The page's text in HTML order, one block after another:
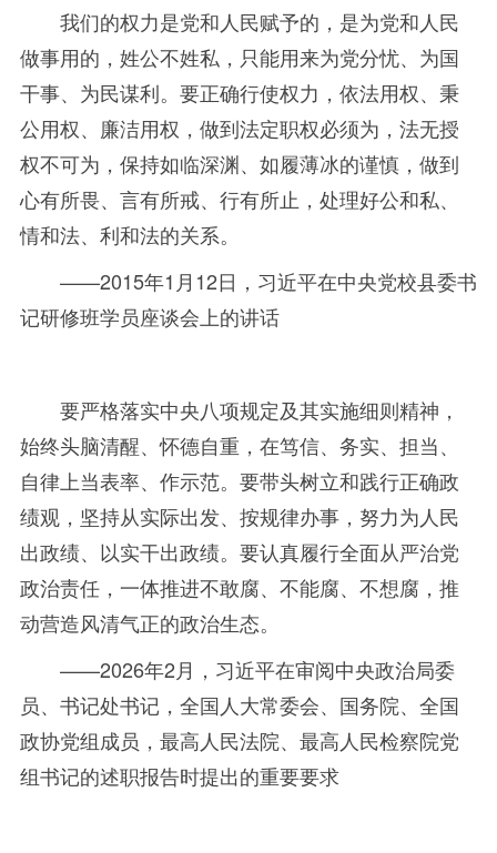
我们的权力是党和人民赋予的，是为党和人民
做事用的，姓公不姓私，只能用来为党分忧、为国
干事、为民谋利。要正确行使权力，依法用权、秉
公用权、廉洁用权，做到法定职权必须为，法无授
权不可为，保持如临深渊、如履薄冰的谨慎，做到
心有所畏、言有所戒、行有所止，处理好公和私、
情和法、利和法的关系。
——2015年1月12日，习近平在中央党校县委书
记研修班学员座谈会上的讲话
要严格落实中央八项规定及其实施细则精神，
始终头脑清醒、怀德自重，在笃信、务实、担当、
自律上当表率、作示范。要带头树立和践行正确政
绩观，坚持从实际出发、按规律办事，努力为人民
出政绩、以实干出政绩。要认真履行全面从严治党
政治责任，一体推进不敢腐、不能腐、不想腐，推
动营造风清气正的政治生态。
——2026年2月，习近平在审阅中央政治局委
员、书记处书记，全国人大常委会、国务院、全国
政协党组成员，最高人民法院、最高人民检察院党
组书记的述职报告时提出的重要要求